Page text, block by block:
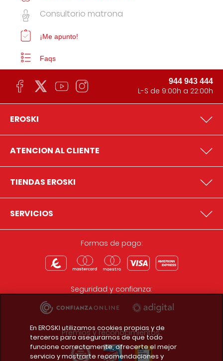
Consultorio matrona
¡Me apunto!
Faqs
944 943 444
L-S de 9:00h a 22:00h
EROSKI
ATENCION AL CLIENTE
TIENDAS EROSKI
SERVICIOS
Formas de pago:
Seguridad y confianza:
Premios y reconocimientos:
En EROSKI utilizamos cookies propias y de
terceros para asegurarnos de que todo
funcione correctamente, ofrecerte el mejor
servicio y mostrarte recomendaciones y